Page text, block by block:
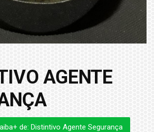
AGENTE
de: Distintivo Agente Segurança